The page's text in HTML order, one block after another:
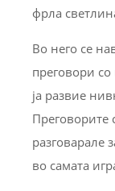
фрла
Во него се
преговори со
ја развие
Преговорите
разговарале
во самата